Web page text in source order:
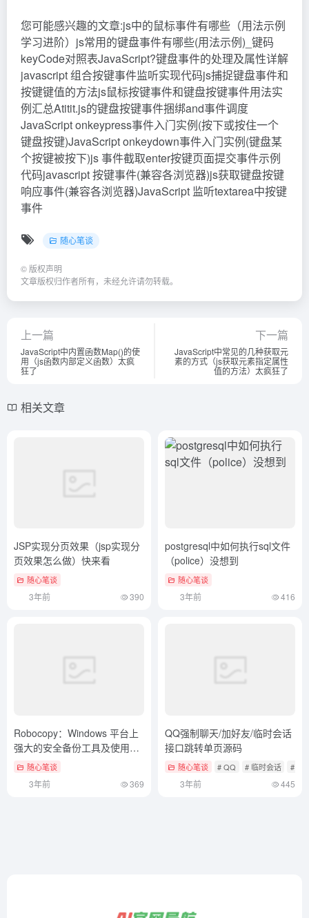
您可能感兴趣的文章:js中的鼠标事件有哪些（用法示例
学习进阶）js常用的键盘事件有哪些(用法示例)_键码
keyCode对照表JavaScript?键盘事件的处理及属性详解
javascript 组合按键事件监听实现代码js捕捉键盘事件和
按键键值的方法js鼠标按键事件和键盘按键事件用法实
例汇总Atitit.js的键盘按键事件捆绑and事件调度
JavaScript onkeypress事件入门实例(按下或按住一个
键盘按键)JavaScript onkeydown事件入门实例(键盘某
个按键被按下)js 事件截取enter按键页面提交事件示例
代码javascript 按键事件(兼容各浏览器)js获取键盘按键
响应事件(兼容各浏览器)JavaScript 监听textarea中按键
事件
随心笔谈
© 版权声明
文章版权归作者所有，未经允许请勿转载。
上一篇
JavaScript中内置函数Map()的使
用（js函数内部定义函数）太疯
狂了
下一篇
JavaScript中常见的几种获取元
素的方式（js获取元素指定属性
值的方法）太疯狂了
相关文章
JSP实现分页效果（jsp实现分
页效果怎么做）快来看
随心笔谈
3年前 390
postgresql中如何执行sql文件
（police）没想到
随心笔谈
3年前 416
Robocopy：Windows 平台上
强大的安全备份工具及使用教
程 随心笔谈
3年前 369
QQ强制聊天/加好友/临时会话
接口跳转单页源码
随心笔谈 # QQ # 临时会话 # 加
3年前 445